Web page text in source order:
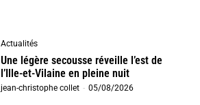
Actualités
Une légère secousse réveille l’est de
l’Ille-et-Vilaine en pleine nuit
jean-christophe collet - 05/08/2026